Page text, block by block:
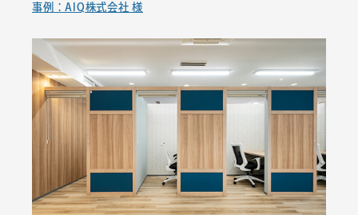
事例：AIQ株式会社 様